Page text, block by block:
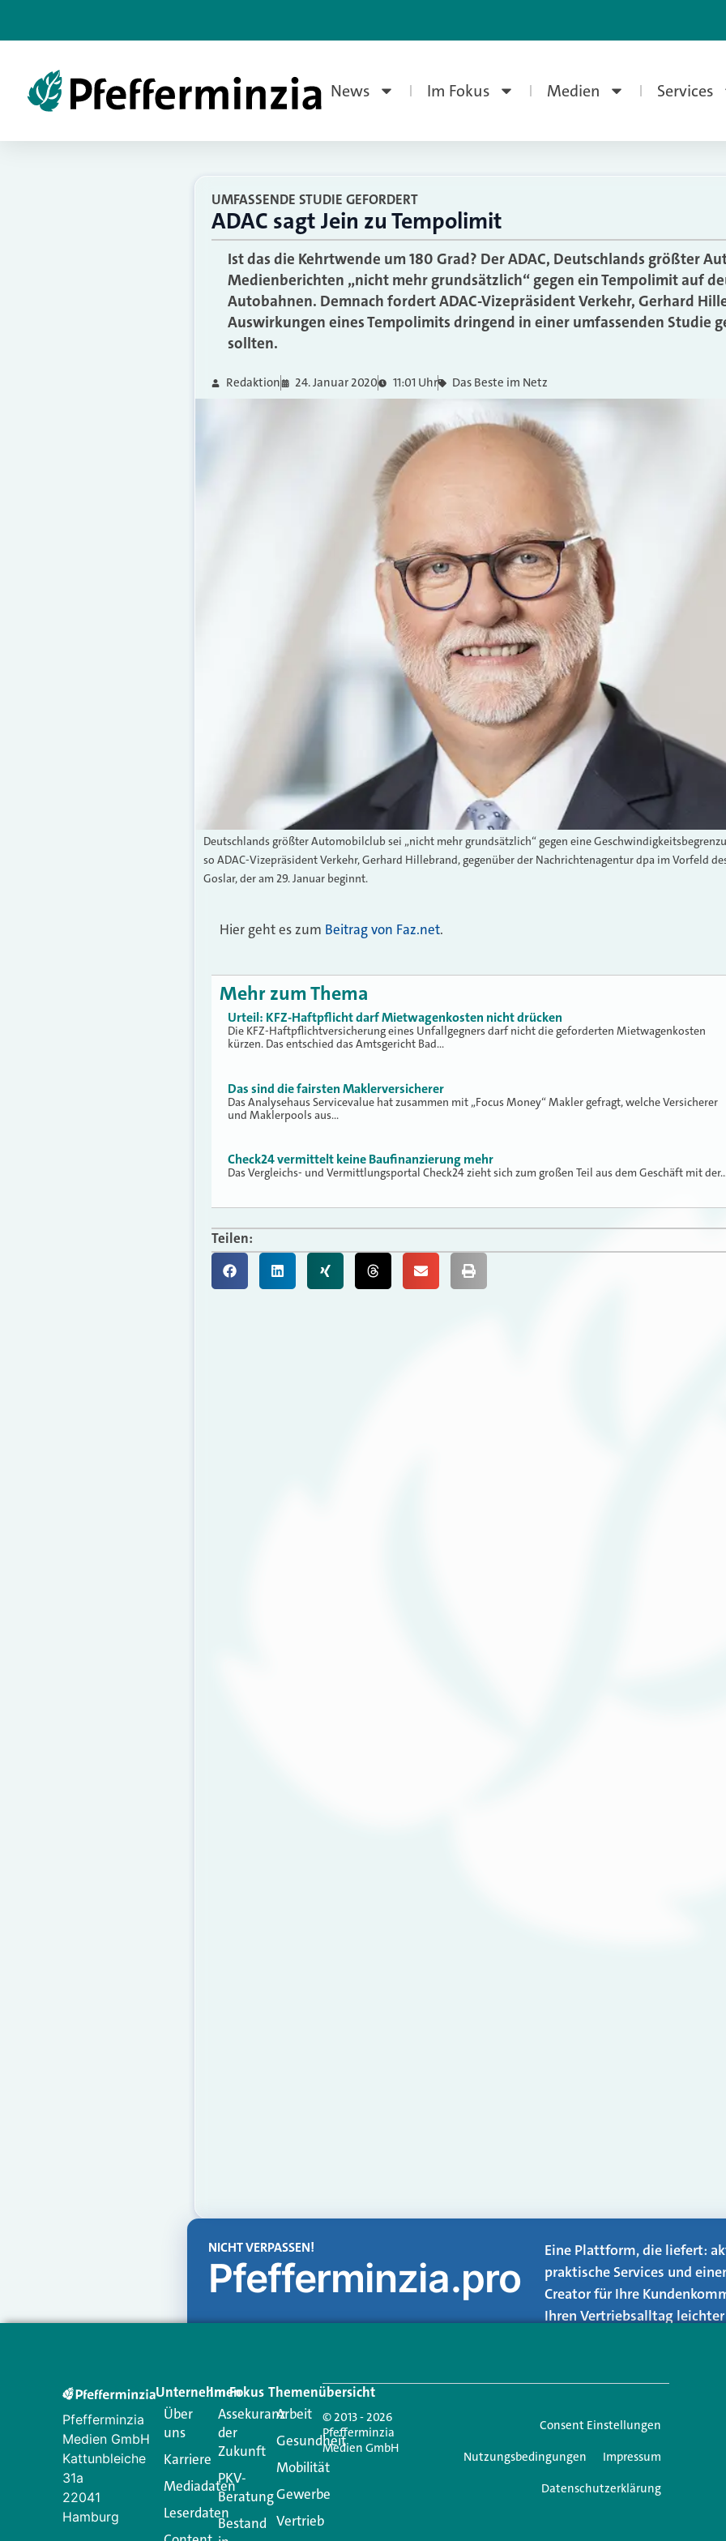
News Im Fokus Medien Services
UMFASSENDE STUDIE GEFORDERT
ADAC sagt Jein zu Tempolimit
Ist das die Kehrtwende um 180 Grad? Der ADAC, Deutschlands größter
Medienberichten „nicht mehr grundsätzlich“ gegen ein Tempolimit auf
Autobahnen. Demnach fordert ADAC-Vizepräsident Verkehr, Gerhard
Auswirkungen eines Tempolimits dringend in einer umfassenden Studie
sollten.
Redaktion 24. Januar 2020 11:01 Uhr Das Beste im Netz
Deutschlands größter Automobilclub sei „nicht mehr grundsätzlich“ gegen eine
so ADAC-Vizepräsident Verkehr, Gerhard Hillebrand, gegenüber der Nachrichtenagentur dpa im Vorfeld
Goslar, der am 29. Januar beginnt.
Hier geht es zum Beitrag von Faz.net.
Mehr zum Thema
Urteil: KFZ-Haftpflicht darf Mietwagenkosten nicht drücken
Die KFZ-Haftpflichtversicherung eines Unfallgegners darf nicht die geforderten Mietwagenkosten
kürzen. Das entschied das Amtsgericht Bad…
Das sind die fairsten Maklerversicherer
Das Analysehaus Servicevalue hat zusammen mit „Focus Money“ Makler gefragt, welche Versicherer
und Maklerpools aus…
Check24 vermittelt keine Baufinanzierung mehr
Das Vergleichs- und Vermittlungsportal Check24 zieht sich zum großen Teil aus dem Geschäft mit
Teilen:
NICHT VERPASSEN!
Pfefferminzia.pro
Eine Plattform, die liefert:
praktische Services und
Creator für Ihre
Ihren Vertriebsalltag
Pfefferminzia
Medien GmbH
Kattunbleiche
31a
22041
Hamburg
Unternehmen
Über
uns
Karriere
Mediadaten
Leserdaten
Im Fokus
Assekuranz
der
Zukunft
PKV-
Beratung
Bestand
Themenübersicht
Arbeit
Gesundheit
Mobilität
Gewerbe
Vertrieb
© 2013 - 2026
Pfefferminzia
Medien GmbH
Consent Einstellungen
Nutzungsbedingungen
Impressum
Datenschutzerklärung